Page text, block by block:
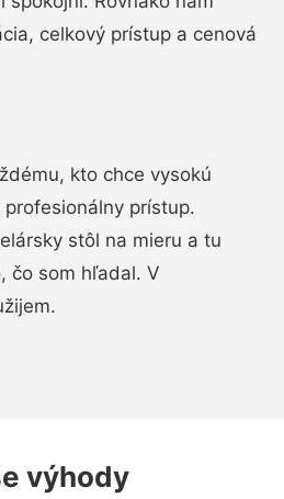
celkový prístup a cenová
kto chce vysokú
prístup.
stôl na mieru a tu
čo som hľadal. V
výhody